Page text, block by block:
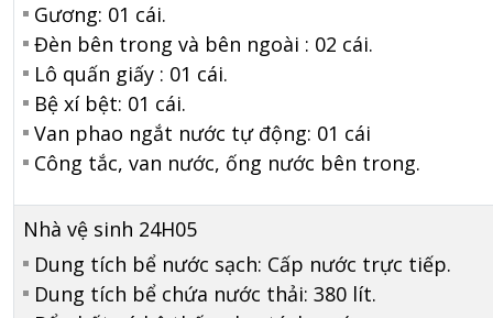
Gương: 01 cái.
Đèn bên trong và bên ngoài : 02 cái.
Lô quấn giấy : 01 cái.
Bệ xí bệt: 01 cái.
Van phao ngắt nước tự động: 01 cái
Công tắc, van nước, ống nước bên trong.
Nhà vệ sinh 24H05
Dung tích bể nước sạch: Cấp nước trực tiếp.
Dung tích bể chứa nước thải: 380 lít.